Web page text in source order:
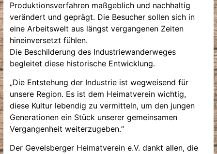
Produktionsverfahren maßgeblich und nachhaltig
verändert und geprägt. Die Besucher sollen sich in
eine Arbeitswelt aus längst vergangenen Zeiten
hineinversetzt fühlen.
Die Beschilderung des Industriewanderweges
begleitet diese historische Entwicklung.
„Die Entstehung der Industrie ist wegweisend für
unsere Region. Es ist dem Heimatverein wichtig,
diese Kultur lebendig zu vermitteln, um den jungen
Generationen ein Stück unserer gemeinsamen
Vergangenheit weiterzugeben.“
Der Gevelsberger Heimatverein e.V. dankt allen, die